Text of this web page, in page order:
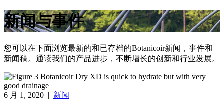
新闻与事件
您可以在下面浏览最新的和已存档的Botanicoir新闻，事件和
新闻稿。通读我们的产品进步，不断增长的创新和行业发展。
6 月 1, 2020 | 新闻